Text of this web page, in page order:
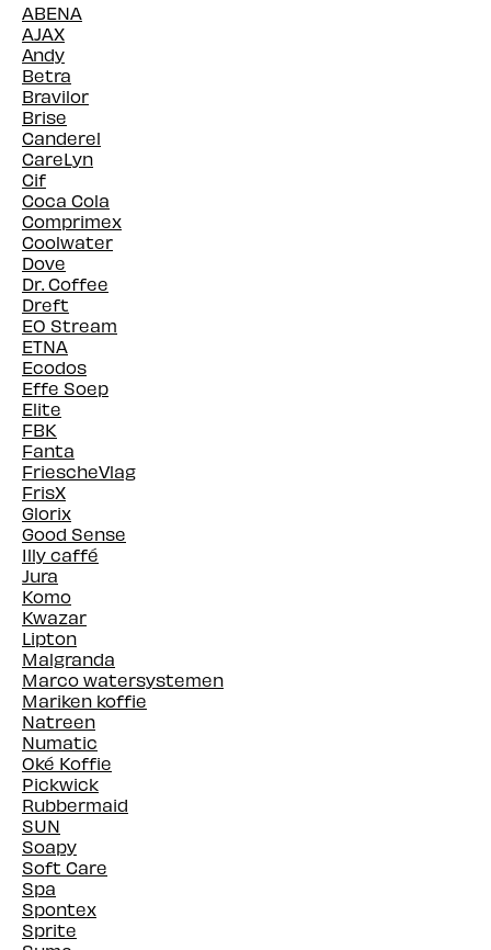
ABENA
AJAX
Andy
Betra
Bravilor
Brise
Canderel
CareLyn
Cif
Coca Cola
Comprimex
Coolwater
Dove
Dr. Coffee
Dreft
EO Stream
ETNA
Ecodos
Effe Soep
Elite
FBK
Fanta
FriescheVlag
FrisX
Glorix
Good Sense
Illy caffé
Jura
Komo
Kwazar
Lipton
Malgranda
Marco watersystemen
Mariken koffie
Natreen
Numatic
Oké Koffie
Pickwick
Rubbermaid
SUN
Soapy
Soft Care
Spa
Spontex
Sprite